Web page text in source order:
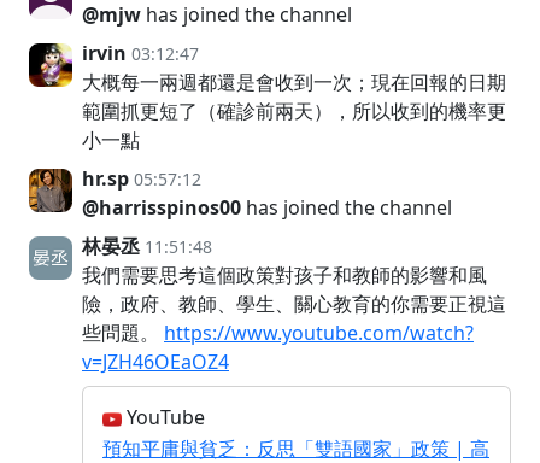
@mjw has joined the channel
irvin 03:12:47
大概每一兩週都還是會收到一次；現在回報的日期
範圍抓更短了（確診前兩天），所以收到的機率更
小一點
hr.sp 05:57:12
@harrisspinos00 has joined the channel
林晏丞 11:51:48
我們需要思考這個政策對孩子和教師的影響和風
險，政府、教師、學生、關心教育的你需要正視這
些問題。 https://www.youtube.com/watch?
v=JZH46OEaOZ4
YouTube
預知平庸與貧乏：反思「雙語國家」政策 | 高